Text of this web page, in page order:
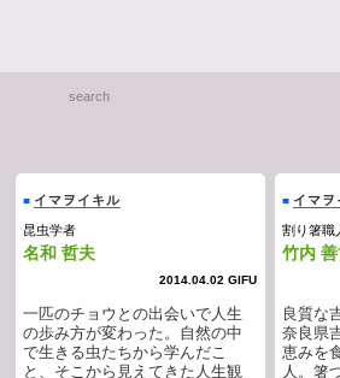
search
■ イマヲイキル
昆虫学者
名和 哲夫
2014.04.02 GIFU
一匹のチョウとの出会いで人生
の歩み方が変わった。自然の中
で生きる虫たちから学んだこ
と、そこから見えてきた人生観
■ イマヲ
割り箸職
竹内
良質な
奈良県
恵みを
人。箸